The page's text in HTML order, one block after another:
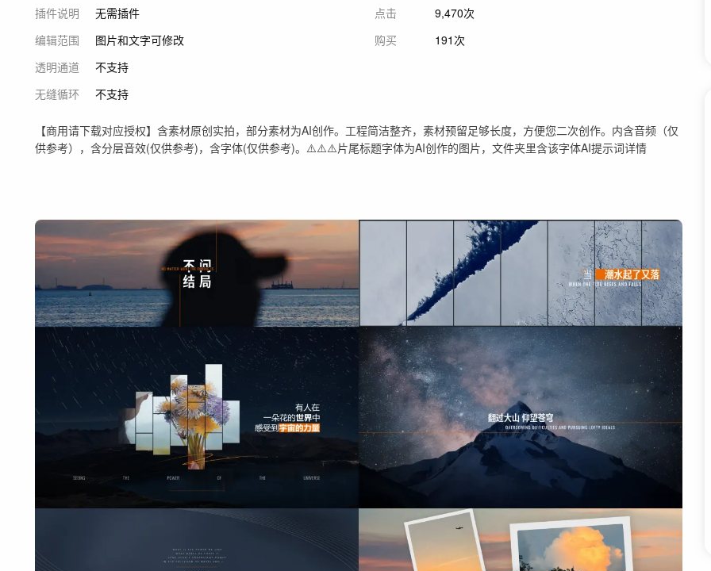
插件说明
无需插件
编辑范围
图片和文字可修改
透明通道
不支持
无缝循环
不支持
点击
9,470次
购买
191次
【商用请下载对应授权】含素材原创实拍，部分素材为AI创作。工程简洁整齐，素材预留足够长度，方便您二次创作。内含音频（仅
供参考），含分层音效(仅供参考)，含字体(仅供参考)。⚠️⚠️⚠️片尾标题字体为AI创作的图片，文件夹里含该字体AI提示词详情